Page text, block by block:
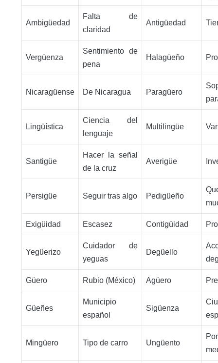
Ambigüedad
Falta de
claridad
Antigüedad
Vergüenza
Sentimiento de
pena
Halagüeño
Nicaragüense De Nicaragua Paragüero
Lingüística
Ciencia del
lenguaje
Multilingüe
Santigüe
Hacer la señal
de la cruz
Averigüe
Persigüe Seguir tras algo Pedigüeño
Exigüidad Escasez Contigüidad
Yegüerizo
Cuidador de
yeguas
Degüello
Güero Rubio (México) Agüero
Güeñes
Municipio
español
Sigüenza
Mingüero Tipo de carro Ungüento